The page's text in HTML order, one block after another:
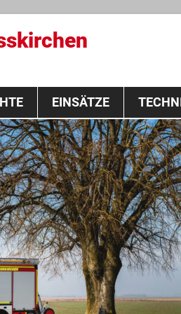
Zum
springen
EINSÄTZE
Fahrzeuge
Ausrüstung